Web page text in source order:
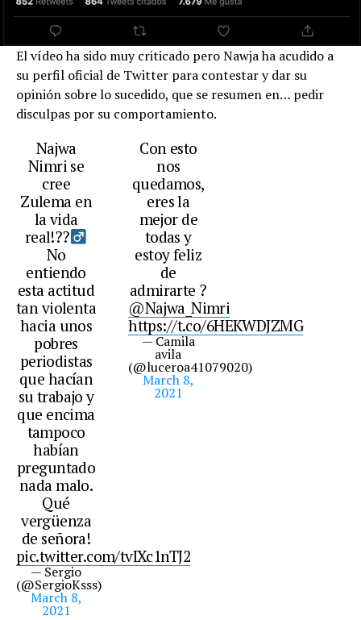
El vídeo ha sido muy criticado pero Nawja ha acudido a
su perfil oficial de Twitter para contestar y dar su
opinión sobre lo sucedido, que se resumen en… pedir
disculpas por su comportamiento.
Najwa
Nimri se
cree
Zulema en
la vida
real!??‍
No
entiendo
esta actitud
tan violenta
hacia unos
pobres
periodistas
que hacían
su trabajo y
que encima
tampoco
habían
preguntado
nada malo.
Qué
vergüenza
de señora!
pic.twitter.com/tvIXc1nTJ2
— Sergio
(@SergioKsss)
March 8,
2021
Con esto
nos
quedamos,
eres la
mejor de
todas y
estoy feliz
de
admirarte ?
@Najwa_Nimri
https://t.co/6HEKWDJZMG
— Camila
avila
(@luceroa41079020)
March 8,
2021